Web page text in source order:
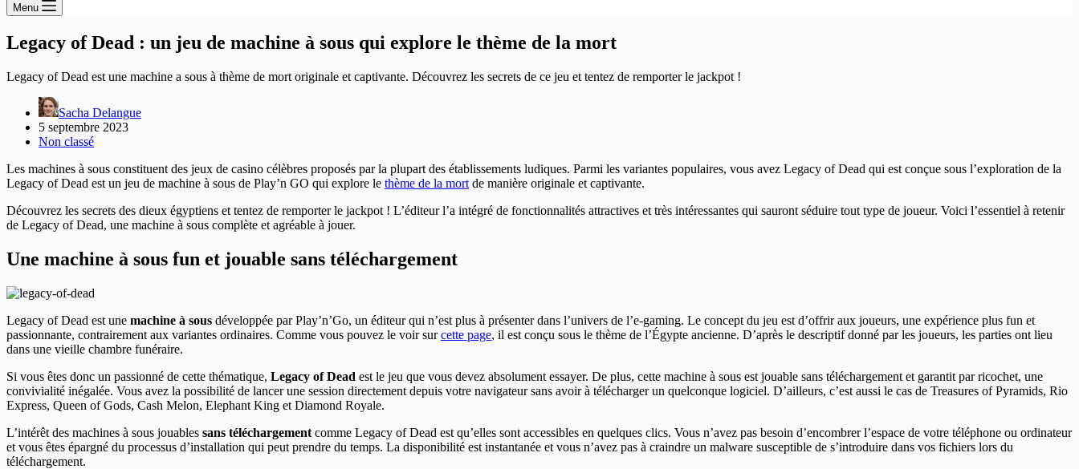
Menu
Legacy of Dead : un jeu de machine à sous qui explore le thème de la mort
Legacy of Dead est une machine a sous à thème de mort originale et captivante. Découvrez les secrets de ce jeu et tentez de remporter le jackpot !
Sacha Delangue
5 septembre 2023
Non classé
Les machines à sous constituent des jeux de casino célèbres proposés par la plupart des établissements ludiques. Parmi les variantes populaires, vous avez Legacy of Dead qui est conçue sous l’exploration de la
Legacy of Dead est un jeu de machine à sous de Play’n GO qui explore le thème de la mort de manière originale et captivante.
Découvrez les secrets des dieux égyptiens et tentez de remporter le jackpot ! L’éditeur l’a intégré de fonctionnalités attractives et très intéressantes qui sauront séduire tout type de joueur. Voici l’essentiel à retenir
de Legacy of Dead, une machine à sous complète et agréable à jouer.
Une machine à sous fun et jouable sans téléchargement
Legacy of Dead est une machine à sous développée par Play’n’Go, un éditeur qui n’est plus à présenter dans l’univers de l’e-gaming. Le concept du jeu est d’offrir aux joueurs, une expérience plus fun et
passionnante, contrairement aux variantes ordinaires. Comme vous pouvez le voir surcette page, il est conçu sous le thème de l’Égypte ancienne. D’après le descriptif donné par les joueurs, les parties ont lieu
dans une vieille chambre funéraire.
Si vous êtes donc un passionné de cette thématique, Legacy of Dead est le jeu que vous devez absolument essayer. De plus, cette machine à sous est jouable sans téléchargement et garantit par ricochet, une
convivialité inégalée. Vous avez la possibilité de lancer une session directement depuis votre navigateur sans avoir à télécharger un quelconque logiciel. D’ailleurs, c’est aussi le cas de Treasures of Pyramids, Rio
Express, Queen of Gods, Cash Melon, Elephant King et Diamond Royale.
L’intérêt des machines à sous jouables sans téléchargement comme Legacy of Dead est qu’elles sont accessibles en quelques clics. Vous n’avez pas besoin d’encombrer l’espace de votre téléphone ou ordinateur
et vous êtes épargné du processus d’installation qui peut prendre du temps. La disponibilité est instantanée et vous n’avez pas à craindre un malware susceptible de s’introduire dans vos fichiers lors du
téléchargement.